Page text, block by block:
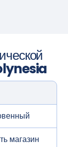
магазин